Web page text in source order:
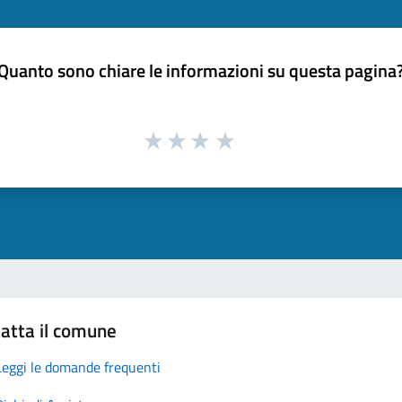
sono chiare le informazioni su questa
il comune
le domande frequenti